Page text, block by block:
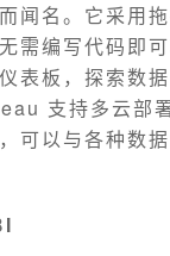
闻名。它采用
需编写代码即
表板，探索数
支持多云部
可以与各种数